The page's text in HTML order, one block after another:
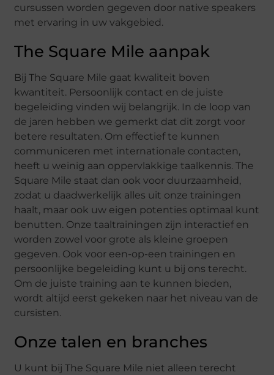
cursussen worden gegeven door native speakers
met ervaring in uw vakgebied.
The Square Mile aanpak
Bij The Square Mile gaat kwaliteit boven
kwantiteit. Persoonlijk contact en de juiste
begeleiding vinden wij belangrijk. In de loop van
de jaren hebben we gemerkt dat dit zorgt voor
betere resultaten. Om effectief te kunnen
communiceren met internationale contacten,
heeft u weinig aan oppervlakkige taalkennis. The
Square Mile staat dan ook voor duurzaamheid,
zodat u daadwerkelijk alles uit onze trainingen
haalt, maar ook uw eigen potenties optimaal kunt
benutten. Onze taaltrainingen zijn interactief en
worden zowel voor grote als kleine groepen
gegeven. Ook voor een-op-een trainingen en
persoonlijke begeleiding kunt u bij ons terecht.
Om de juiste training aan te kunnen bieden,
wordt altijd eerst gekeken naar het niveau van de
cursisten.
Onze talen en branches
U kunt bij The Square Mile niet alleen terecht